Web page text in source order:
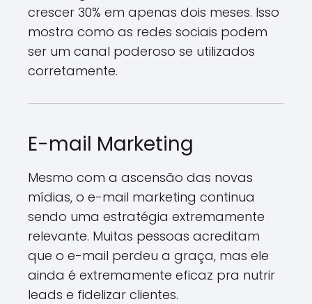
crescer 30% em apenas dois meses. Isso
mostra como as redes sociais podem
ser um canal poderoso se utilizados
corretamente.
E-mail Marketing
Mesmo com a ascensão das novas
mídias, o e-mail marketing continua
sendo uma estratégia extremamente
relevante. Muitas pessoas acreditam
que o e-mail perdeu a graça, mas ele
ainda é extremamente eficaz pra nutrir
leads e fidelizar clientes.